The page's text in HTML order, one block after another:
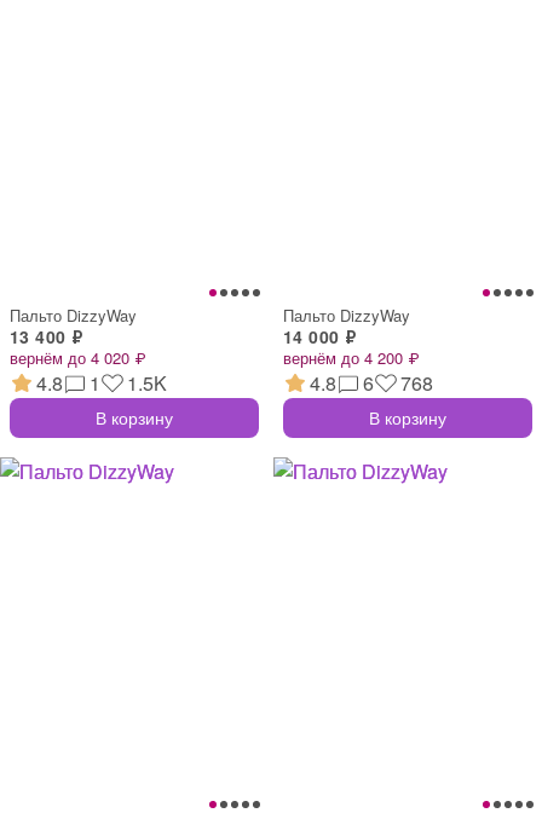
Пальто DizzyWay
13 400 ₽
вернём до 4 020 ₽
4.8 1 1.5K
В корзину
Пальто DizzyWay
14 000 ₽
вернём до 4 200 ₽
4.8 6 768
В корзину